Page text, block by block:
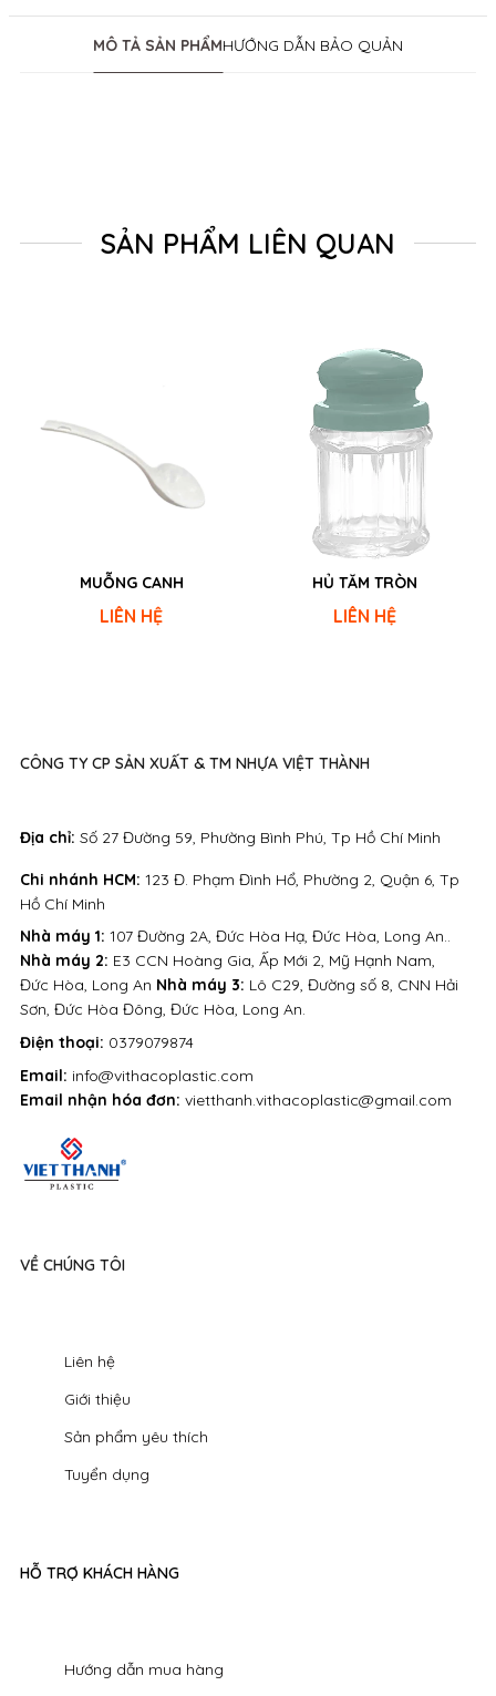
MÔ TẢ SẢN PHẨMHƯỚNG DẪN BẢO QUẢN
SẢN PHẨM LIÊN QUAN
MUỖNG CANH
LIÊN HỆ
HỦ TĂM TRÒN
LIÊN HỆ
VỀ CHÚNG TÔI
Liên hệ
Giới thiệu
Sản phẩm yêu thích
Tuyển dụng
HỖ TRỢ KHÁCH HÀNG
Hướng dẫn mua hàng
Địa chỉ: Số 27 Đường 59, Phường Bình Phú, Tp Hồ Chí Minh
Điện thoại: 0379079874
Email: info@vithacoplastic.com
Email nhận hóa đơn: vietthanh.vithacoplastic@gmail.com
CÔNG TY CP SẢN XUẤT & TM NHỰA VIỆT THÀNH
Nhà máy 1: 107 Đường 2A, Đức Hòa Hạ, Đức Hòa, Long An..
Nhà máy 2: E3 CCN Hoàng Gia, Ấp Mới 2, Mỹ Hạnh Nam,
Đức Hòa, Long An Nhà máy 3: Lô C29, Đường số 8, CNN Hải
Sơn, Đức Hòa Đông, Đức Hòa, Long An.
Chi nhánh HCM: 123 Đ. Phạm Đình Hổ, Phường 2, Quận 6, Tp
Hồ Chí Minh